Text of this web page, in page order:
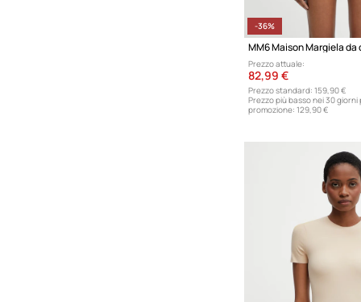
-36%
Prezzo attuale:
82,99 €
Prezzo standard: 159,90 €
Prezzo più basso nei 30
promozione: 129,90 €